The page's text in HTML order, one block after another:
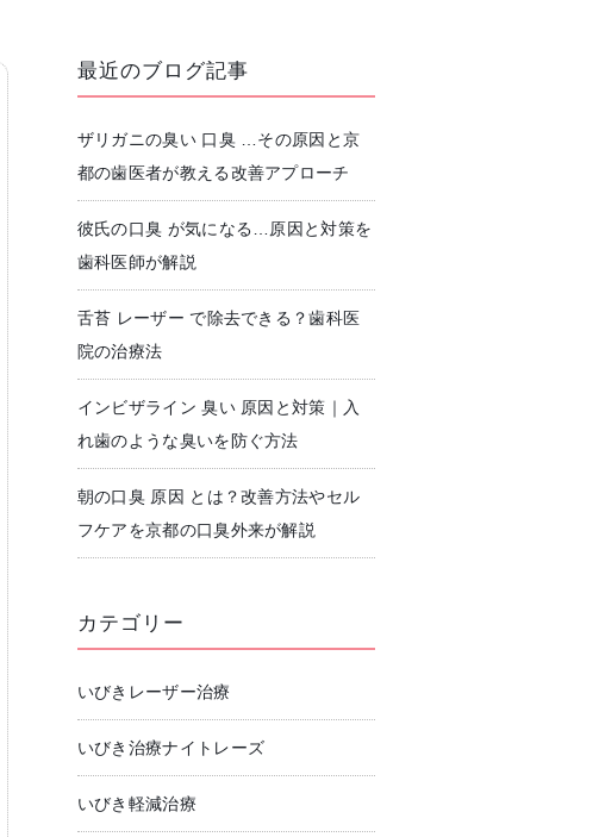
科・小児歯科 予防歯科・クリーニング
最近のブログ記事
ザリガニの臭い 口臭 …その原因と京
都の歯医者が教える改善アプローチ
彼氏の口臭 が気になる…原因と対策を
歯科医師が解説
舌苔 レーザー で除去できる？歯科医
院の治療法
インビザライン 臭い 原因と対策｜入
れ歯のような臭いを防ぐ方法
朝の口臭 原因 とは？改善方法やセル
フケアを京都の口臭外来が解説
カテゴリー
いびきレーザー治療
いびき治療ナイトレーズ
いびき軽減治療